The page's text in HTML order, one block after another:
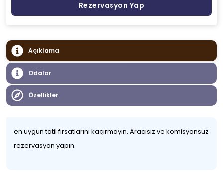
Rezervasyon Yap
Açıklama
Odalar
Özellikler
en uygun tatil fırsatlarını kaçırmayın. Aracısız ve komisyonsuz
rezervasyon yapın.